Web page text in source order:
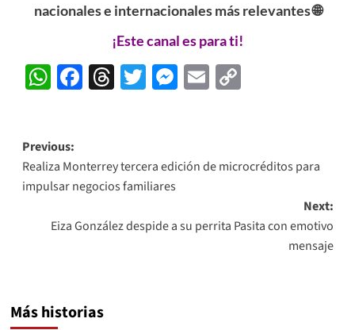
nacionales e internacionales más relevantes 🌐
¡Este canal es para ti!
WhatsApp
Facebook
Threads
Twitter
Messenger
EmailCopy
Post
navigation
Previous:
Realiza Monterrey tercera edición de microcréditos para
impulsar negocios familiares
Next:
Eiza González despide a su perrita Pasita con emotivo
mensaje
Más historias